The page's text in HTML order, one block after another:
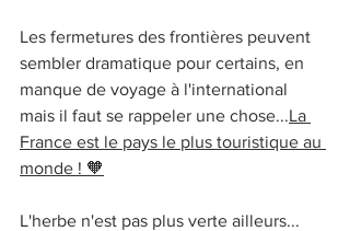
Les fermetures des frontières peuvent
sembler dramatique pour certains, en
manque de voyage à l'international
mais il faut se rappeler une chose...La
France est le pays le plus touristique au
monde ! 🧡
L'herbe n'est pas plus verte ailleurs...